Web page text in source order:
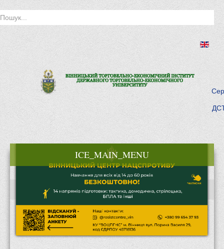
ICE_MAIN_MENU
Історія інституту
Інститут сьогодні
Місія та цілі